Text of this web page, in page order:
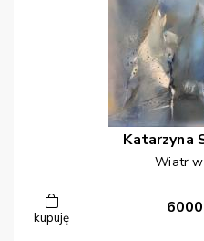
Katarzyna
Wiatr
kupuję